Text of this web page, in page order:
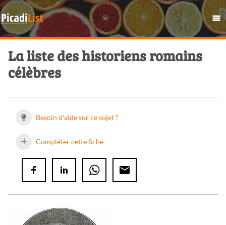
La liste des historiens romains
célèbres
Besoin d'aide sur ce sujet ?
Compléter cette fiche